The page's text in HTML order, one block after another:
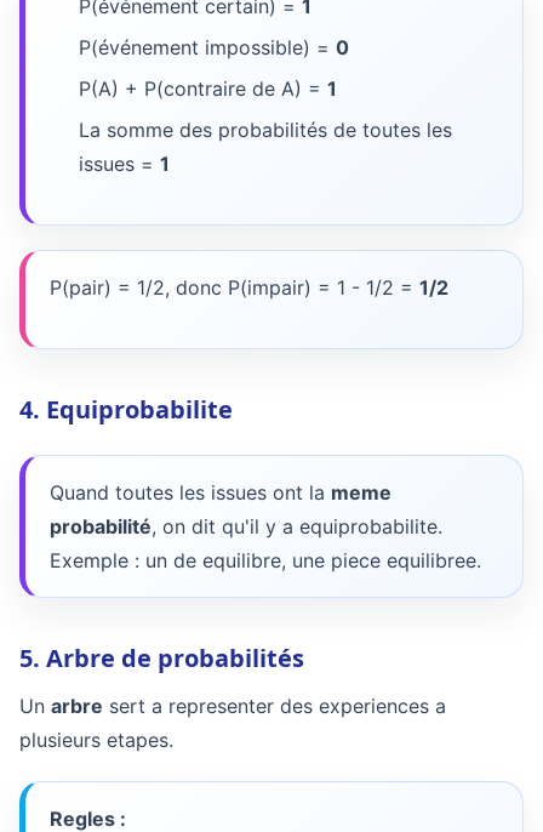
P(événement certain) = 1
P(événement impossible) = 0
P(A) + P(contraire de A) = 1
La somme des probabilités de toutes les
issues = 1
P(pair) = 1/2, donc P(impair) = 1 - 1/2 = 1/2
4. Equiprobabilite
Quand toutes les issues ont la meme
probabilité, on dit qu'il y a equiprobabilite.
Exemple : un de equilibre, une piece equilibree.
5. Arbre de probabilités
Un arbre sert a representer des experiences a
plusieurs etapes.
Regles :